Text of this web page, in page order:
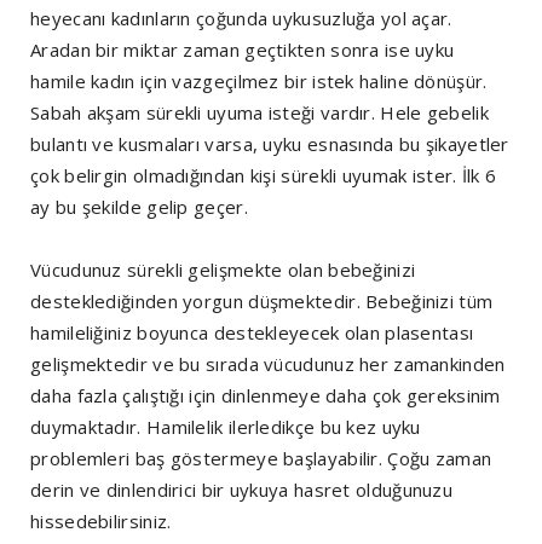
heyecanı kadınların çoğunda uykusuzluğa yol açar.
Aradan bir miktar zaman geçtikten sonra ise uyku
hamile kadın için vazgeçilmez bir istek haline dönüşür.
Sabah akşam sürekli uyuma isteği vardır. Hele gebelik
bulantı ve kusmaları varsa, uyku esnasında bu şikayetler
çok belirgin olmadığından kişi sürekli uyumak ister. İlk 6
ay bu şekilde gelip geçer.
Vücudunuz sürekli gelişmekte olan bebeğinizi
desteklediğinden yorgun düşmektedir. Bebeğinizi tüm
hamileliğiniz boyunca destekleyecek olan plasentası
gelişmektedir ve bu sırada vücudunuz her zamankinden
daha fazla çalıştığı için dinlenmeye daha çok gereksinim
duymaktadır. Hamilelik ilerledikçe bu kez uyku
problemleri baş göstermeye başlayabilir. Çoğu zaman
derin ve dinlendirici bir uykuya hasret olduğunuzu
hissedebilirsiniz.